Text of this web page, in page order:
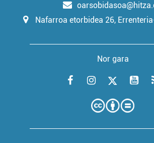
Nafarroa etorbidea 26,
Nor gara